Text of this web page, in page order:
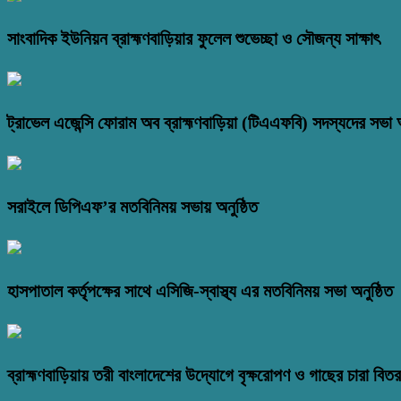
সাংবাদিক ইউনিয়ন ব্রাহ্মণবাড়িয়ার ফুলেল শুভেচ্ছা ও সৌজন্য সাক্ষাৎ
ট্রাভেল এজেন্সি ফোরাম অব ব্রাহ্মণবাড়িয়া (টিএএফবি) সদস্যদের সভা
সরাইলে ডিপিএফ’র মতবিনিময় সভায় অনুষ্ঠিত
হাসপাতাল কর্তৃপক্ষের সাথে এসিজি-স্বাস্থ্য এর মতবিনিময় সভা অনুষ্ঠিত
ব্রাহ্মণবাড়িয়ায় তরী বাংলাদেশের উদ্যোগে বৃক্ষরোপণ ও গাছের চারা